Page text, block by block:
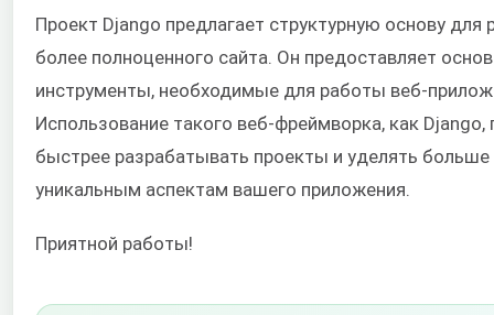
Проект Django предлагает структурную основу для
более полноценного сайта. Он предоставляет
инструменты, необходимые для работы веб-
Использование такого веб-фреймворка, как Django,
быстрее разрабатывать проекты и уделять
уникальным аспектам вашего приложения.
Приятной работы!